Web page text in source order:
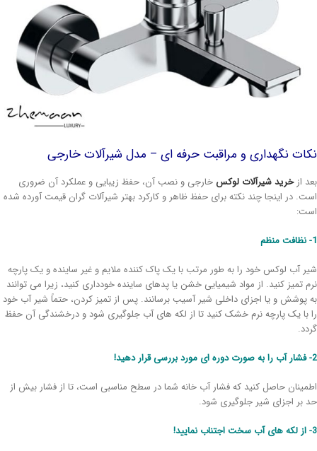
نگهداری و مراقبت حرفه ای – مدل شیرآلات خارجی
ازخرید شیرآلات لوکسخارجی و نصب آن، حفظ زیبایی و عملکرد آن ضروری
در اینجا چند نکته برای حفظ ظاهر و کارکرد بهتر شیرآلات گران قیمت آورده شده
آب لوکس خود را به طور مرتب با یک پاک کننده ملایم و غیر ساینده و یک پارچه
تمیز کنید. از مواد شیمیایی خشن یا پدهای ساینده خودداری کنید، زیرا می توانند
پوشش و یا اجزای داخلی شیر آسیب برسانند. پس از تمیز کردن، حتماً شیر آب خود
با یک پارچه نرم خشک کنید تا از لکه های آب جلوگیری شود و درخشندگی آن حفظ
حاصل کنید که فشار آب خانه شما در سطح مناسبی است، تا از فشار بیش از
بر اجزای شیر جلوگیری شود.